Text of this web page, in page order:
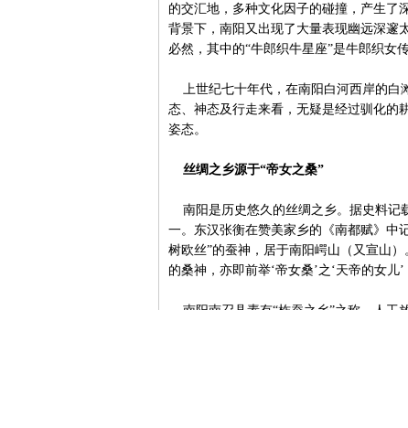
的交汇地，多种文化因子的碰撞，产生
背景下，南阳又出现了大量表现幽远深邃
必然，其中的“牛郎织牛星座”是牛郎织女
上世纪七十年代，在南阳白河西岸的白
态、神态及行走来看，无疑是经过驯化
姿态。
丝绸之乡源于“帝女之桑”
南阳是历史悠久的丝绸之乡。据史料记
一。东汉张衡在赞美家乡的《南都赋》中
树欧丝”的蚕神，居于南阳崿山（又宣山
的桑神，亦即前举‘帝女桑’之‘天帝的女儿
南阳南召县素有“柞蚕之乡”之称。人工